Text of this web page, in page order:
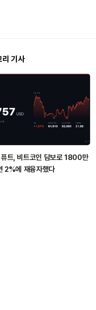
리 기사
트, 비트코인 담보로 1800만
2%에 재융자했다